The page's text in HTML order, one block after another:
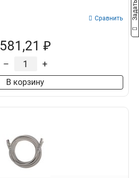
Сравнить
581,21 ₽
– +
В корзину